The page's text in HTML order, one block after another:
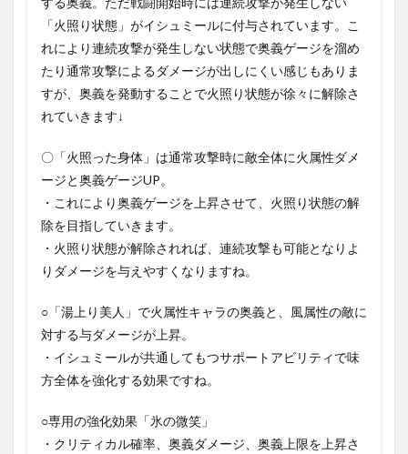
「火照り状態」がイシュミールに付与されています。こ
れにより連続攻撃が発生しない状態で奥義ゲージを溜め
たり通常攻撃によるダメージが出しにくい感じもありま
すが、奥義を発動することで火照り状態が徐々に解除さ
れていきます↓
〇「火照った身体」は通常攻撃時に敵全体に火属性ダメ
ージと奥義ゲージUP。
・これにより奥義ゲージを上昇させて、火照り状態の解
除を目指していきます。
・火照り状態が解除されれば、連続攻撃も可能となりよ
りダメージを与えやすくなりますね。
○「湯上り美人」で火属性キャラの奥義と、風属性の敵に
対する与ダメージが上昇。
・イシュミールが共通してもつサポートアビリティで味
方全体を強化する効果ですね。
○専用の強化効果「氷の微笑」
・クリティカル確率、奥義ダメージ、奥義上限を上昇さ